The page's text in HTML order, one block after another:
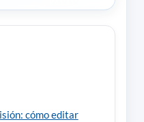
cómo editar